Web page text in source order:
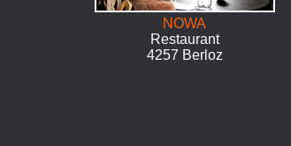
NOWA
Restaurant
4257 Berloz